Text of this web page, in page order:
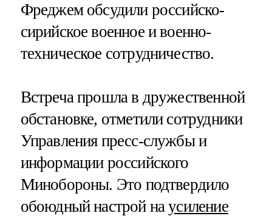
Фреджем обсудили российско-
сирийское военное и военно-
техническое сотрудничество.
Встреча прошла в дружественной
обстановке, отметили сотрудники
Управления пресс-службы и
информации российского
Минобороны. Это подтвердило
обоюдный настрой наусиление